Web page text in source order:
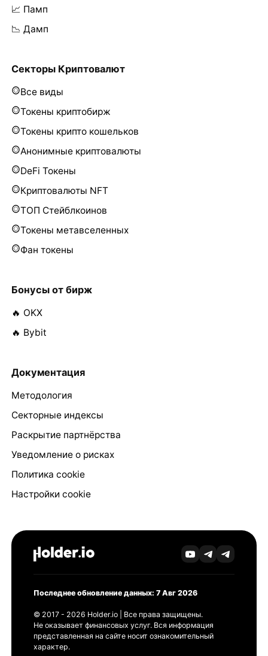
📈 Памп
📉 Дамп
Секторы Криптовалют
Все виды
Токены криптобирж
Токены крипто кошельков
Анонимные криптовалюты
DeFi Токены
Криптовалюты NFT
ТОП Стейблкоинов
Токены метавселенных
Фан токены
Бонусы от бирж
🔥 OKX
🔥 Bybit
Документация
Методология
Секторные индексы
Раскрытие партнёрства
Уведомление о рисках
Политика cookie
Настройки cookie
Последнее обновление данных: 7 Авг 2026
© 2017 - 2026 Holder.io | Все права защищены.
Не оказывает финансовых услуг. Вся информация
представленная на сайте носит ознакомительный
характер.